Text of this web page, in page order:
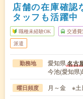
店舗の在庫確認
タッフも活躍中
職種未経験OK 交通費
派遣
勤務地 愛知県名古
今池(愛知県
曜日頻度 月～金 ※土